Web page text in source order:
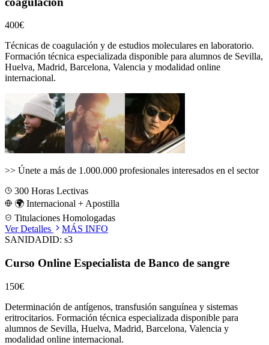
400€
Técnicas de coagulación y de estudios moleculares en laboratorio.
Formación técnica especializada disponible para alumnos de Sevilla,
Huelva, Madrid, Barcelona, Valencia y modalidad online
internacional.
>> Únete a más de 1.000.000 profesionales interesados en el sector
300 Horas Lectivas
🌍 Internacional + Apostilla
Titulaciones Homologadas
Ver Detalles
MÁS INFO
SANIDADID: s3
Curso Online Especialista de Banco de sangre
150€
Determinación de antígenos, transfusión sanguínea y sistemas
eritrocitarios. Formación técnica especializada disponible para
alumnos de Sevilla, Huelva, Madrid, Barcelona, Valencia y
modalidad online internacional.